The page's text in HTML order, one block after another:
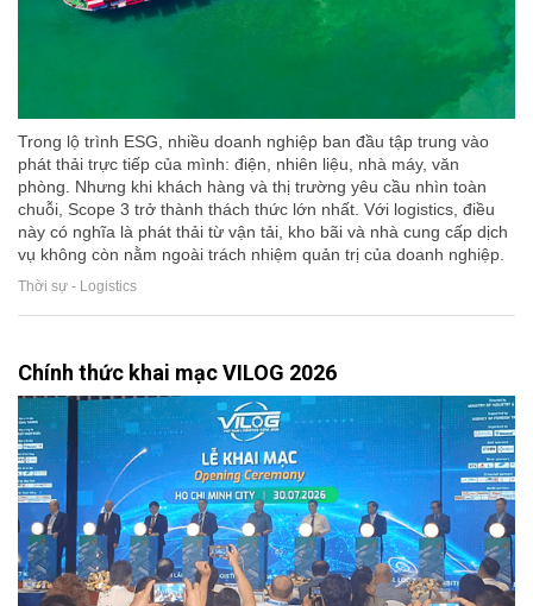
Trong lộ trình ESG, nhiều doanh nghiệp ban đầu tập trung vào
phát thải trực tiếp của mình: điện, nhiên liệu, nhà máy, văn
phòng. Nhưng khi khách hàng và thị trường yêu cầu nhìn toàn
chuỗi, Scope 3 trở thành thách thức lớn nhất. Với logistics, điều
này có nghĩa là phát thải từ vận tải, kho bãi và nhà cung cấp dịch
vụ không còn nằm ngoài trách nhiệm quản trị của doanh nghiệp.
Thời sự - Logistics
Chính thức khai mạc VILOG 2026